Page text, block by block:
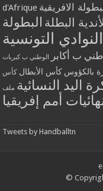
d'Afrique الافريقية
البطلة البطولة
النوادي التونسية
ب أكابر الوطني ب كبريات
بالكؤوس كأس الأبطال كأس
اليد النسائية ملف
أمم إفريقيا
Tweets by Handballtn
©